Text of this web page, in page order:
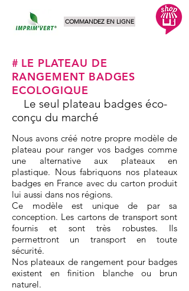
COMMANDEZ EN LIGNE
# LE PLATEAU DE
RANGEMENT BADGES
ECOLOGIQUE
Le seul plateau badges éco-
conçu du marché
Nous avons créé notre propre modèle de
plateau pour ranger vos badges comme
une alternative aux plateaux en
plastique. Nous fabriquons nos plateaux
badges en France avec du carton produit
lui aussi dans nos régions.
Ce modèle est unique de par sa
conception. Les cartons de transport sont
fournis et sont très robustes. Ils
permettront un transport en toute
sécurité.
Nos plateaux de rangement pour badges
existent en finition blanche ou brun
naturel.